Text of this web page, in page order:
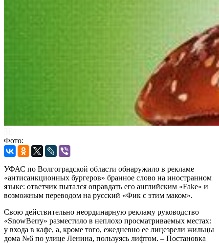
Фото:
УФАС по Волгоградской области обнаружило в рекламе
«антисанкционных бургеров» бранное слово на иностранном
языке: ответчик пытался оправдать его английским «Fake» и
возможным переводом на русский «Фик с этим маком».
Свою действительно неординарную рекламу руководство
«SnowBerry» разместило в неплохо просматриваемых местах:
у входа в кафе, а, кроме того, ежедневно ее лицезрели жильцы
дома №6 по улице Ленина, пользуясь лифтом. – Постановка